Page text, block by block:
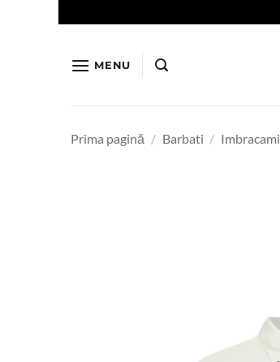
to
MENU
Prima pagină / Barbati /